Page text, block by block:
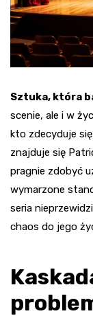
Sztuka, która
scenie, ale i w
kto zdecyduje
znajduje się
pragnie zdobyć
wymarzone
seria
chaos do jego